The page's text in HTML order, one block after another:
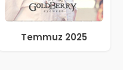
Temmuz 2025